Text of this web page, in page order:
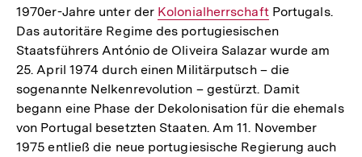
1970er-Jahre unter der Interner
Link:
KolonialherrschaftPortugals.
Das autoritäre Regime des portugiesischen
Staatsführers António de Oliveira Salazar wurde am
25. April 1974 durch einen Militärputsch – die
sogenannte Nelkenrevolution – gestürzt. Damit
begann eine Phase der Dekolonisation für die ehemals
von Portugal besetzten Staaten. Am 11. November
1975 entließ die neue portugiesische Regierung auch